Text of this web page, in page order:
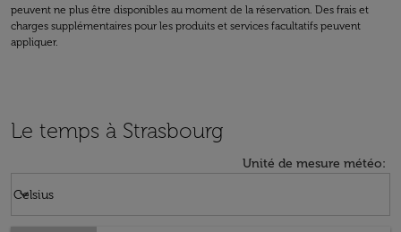
peuvent ne plus être disponibles au moment de la réservation. Des frais et
charges supplémentaires pour les produits et services facultatifs peuvent
appliquer.
Le temps à Strasbourg
Unité de mesure météo:
Celsius
keyboard_arrow_down